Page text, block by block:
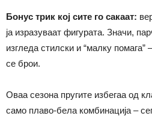
Бонус трик кој сите го сакаат:
ја изразуваат фигурата. Значи,
изгледа стилски и “малку
се брои.
Оваа сезона пругите избегаа од
само плаво-бела комбинација –